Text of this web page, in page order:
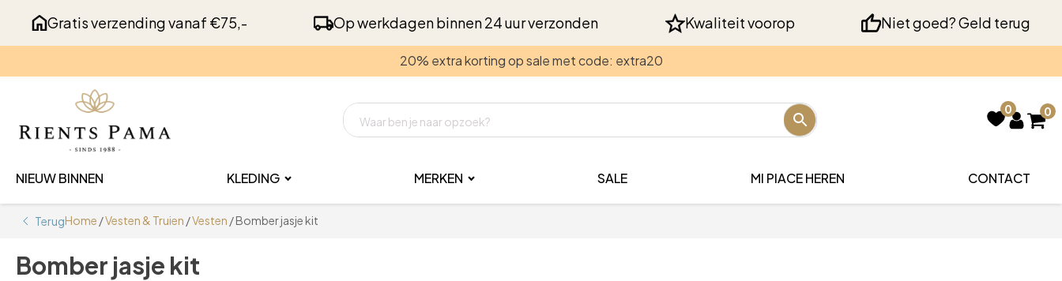
Gratis verzending vanaf €75,- Op werkdagen binnen 24 uur verzonden Kwaliteit voorop Niet goed? Geld terug
20% extra korting op sale met code: extra20
0 0
NIEUW BINNEN KLEDING MERKEN SALE MI PIACE HEREN CONTACT
TerugHome /Vesten & Truien /Vesten / Bomber jasje kit
Bomber jasje kit